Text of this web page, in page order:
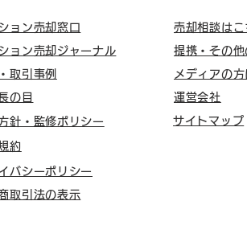
ョン売却窓口
ョン売却ジャーナル
取引事例
の目
針・監修ポリシー
売却相談はこ
提携・その他
メディアの
運営会社
サイトマップ
約
バシーポリシー
取引法の表示